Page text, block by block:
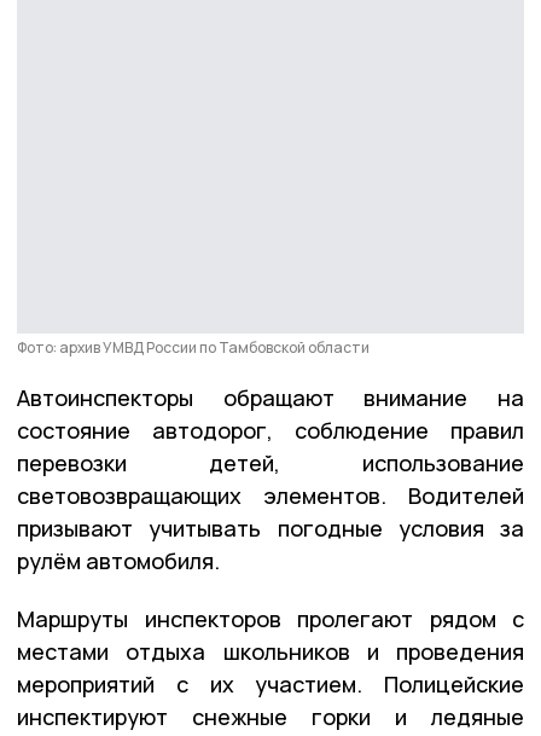
Фото: архив УМВД России по Тамбовской области
Автоинспекторы обращают внимание на
состояние автодорог, соблюдение правил
перевозки детей, использование
световозвращающих элементов. Водителей
призывают учитывать погодные условия за
рулём автомобиля.
Маршруты инспекторов пролегают рядом с
местами отдыха школьников и проведения
мероприятий с их участием. Полицейские
инспектируют снежные горки и ледяные